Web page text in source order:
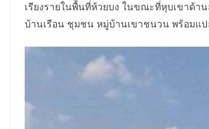
เรียงรายในพื้นที่ห้วยบง ในขณะที่หุบเขาด้า
บ้านเรือน ชุมชน หมู่บ้านเขาชนวน พร้อมแป